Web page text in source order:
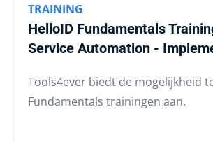
TRAINING
HelloID Fundamentals
Service Automation -
Tools4ever biedt de mogelijkheid
Fundamentals trainingen aan.